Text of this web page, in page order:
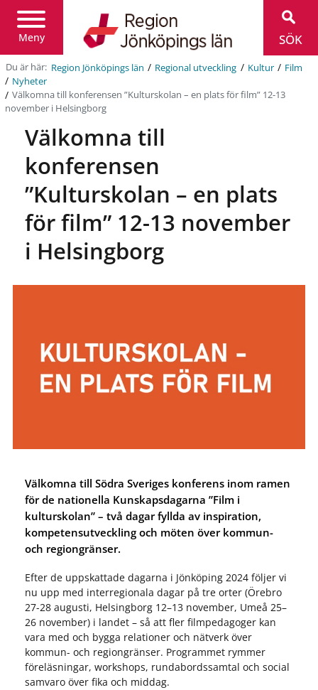
Meny
Jönköpings
län
SÖK
Du är här: Region Jönköpings län / Regional utveckling / Kultur / Film
/ Nyheter
/ Välkomna till konferensen ”Kulturskolan – en plats för film” 12-13
november i Helsingborg
Välkomna till
konferensen
”Kulturskolan – en plats
för film” 12-13 november
i Helsingborg
Välkomna till Södra Sveriges konferens inom ramen
för de nationella Kunskapsdagarna ”Film i
kulturskolan” – två dagar fyllda av inspiration,
kompetensutveckling och möten över kommun-
och regiongränser.
Efter de uppskattade dagarna i Jönköping 2024 följer vi
nu upp med interregionala dagar på tre orter (Örebro
27-28 augusti, Helsingborg 12–13 november, Umeå 25–
26 november) i landet – så att fler filmpedagoger kan
vara med och bygga relationer och nätverk över
kommun- och regiongränser. Programmet rymmer
föreläsningar, workshops, rundabordssamtal och social
samvaro över fika och middag.